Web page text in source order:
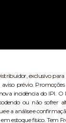
exclusivo
prévio.
incidência do IPI.
ou não sofrer
e a análise e
estoque físico. Tem